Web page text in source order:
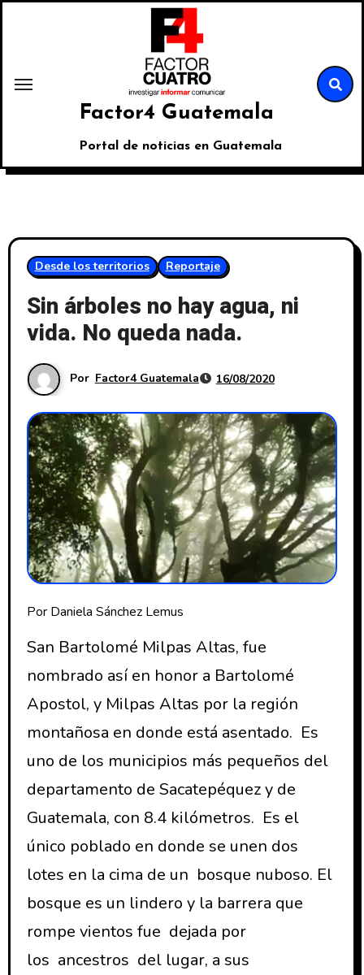
Factor4 Guatemala
Portal de noticias en Guatemala
Desde los territorios Reportaje
Sin árboles no hay agua, ni
vida. No queda nada.
Por Factor4 Guatemala 16/08/2020
Por Daniela Sánchez Lemus
San Bartolomé Milpas Altas, fue
nombrado así en honor a Bartolomé
Apostol, y Milpas Altas por la región
montañosa en donde está asentado. Es
uno de los municipios más pequeños del
departamento de Sacatepéquez y de
Guatemala, con 8.4 kilómetros. Es el
único poblado en donde se unen dos
lotes en la cima de un bosque nuboso. El
bosque es un lindero y la barrera que
rompe vientos fue dejada por
los ancestros del lugar, a sus